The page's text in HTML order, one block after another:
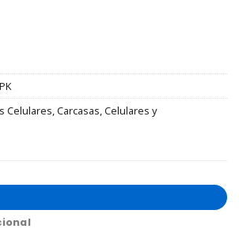
Celulares,Carcasas,Celulares y